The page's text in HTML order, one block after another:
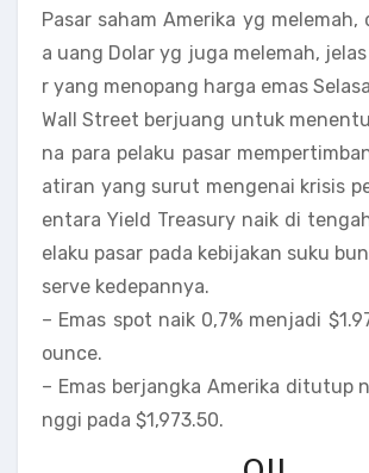
Pasar saham Amerika yg
a uang Dolar yg juga melemah,
r yang menopang harga emas
Wall Street berjuang untuk
na para pelaku pasar
atiran yang surut mengenai krisis
entara Yield Treasury naik di
elaku pasar pada kebijakan suku
serve kedepannya.
– Emas spot naik 0,7% menjadi
ounce.
– Emas berjangka Amerika ditutup
nggi pada $1,973.50.